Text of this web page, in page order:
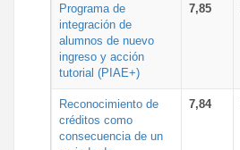
Programa de
integración de
alumnos de nuevo
ingreso y acción
tutorial (PIAE+)
7,85
Reconocimiento de
créditos como
consecuencia de un
7,84